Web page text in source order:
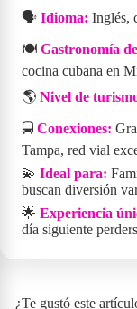
🗣️ Idioma: Inglés,
🍽️ Gastronomía
cocina cubana en
🌎 Nivel de
🚍 Conexiones:
Tampa, red vial
💫 Ideal para:
buscan diversión
🌟 Experiencia
día siguiente
¿Te gustó este